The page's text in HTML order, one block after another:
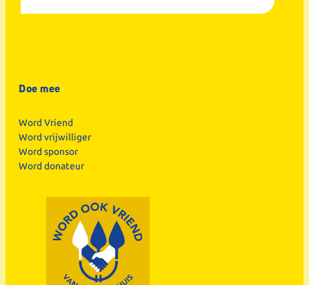
Doe mee
Word Vriend
Word vrijwilliger
Word sponsor
Word donateur